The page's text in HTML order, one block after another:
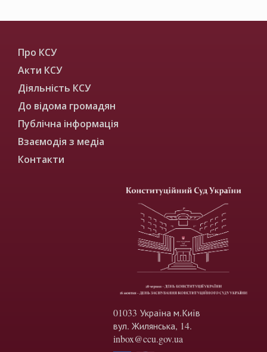
Про КСУ
Акти КСУ
Діяльність КСУ
До відома громадян
Публічна інформація
Взаємодія з медіа
Контакти
01033 Україна м.Київ
вул. Жилянська, 14.
inbox@ccu.gov.ua